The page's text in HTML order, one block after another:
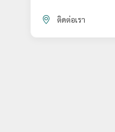
ติดต่อเรา